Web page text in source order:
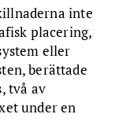
inte
placering,
eller
berättade
två av
under en